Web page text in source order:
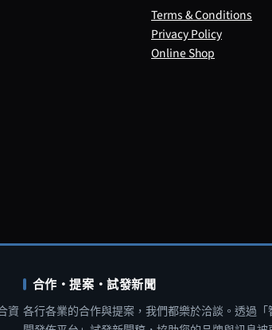
Terms & Conditions
Privacy Policy
Online Shop
資
合作・提案・試發新聞
各行各業的合作與提案，我們都樂於洽談。透過「